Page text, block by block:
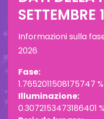
SETTEMBRE
Informazioni sulla
2026
Fase:
1.7652011508175747 %
Illuminazione:
0.3072153473186401 %